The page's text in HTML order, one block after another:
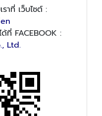
าที่ เว็บไซต์ :
ที่ FACEBOOK :
Ltd.